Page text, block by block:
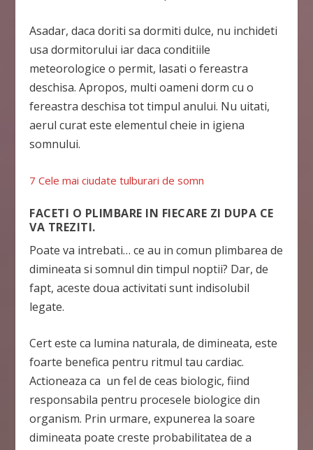
Asadar, daca doriti sa dormiti dulce, nu inchideti
usa dormitorului iar daca conditiile
meteorologice o permit, lasati o fereastra
deschisa. Apropos, multi oameni dorm cu o
fereastra deschisa tot timpul anului. Nu uitati,
aerul curat este elementul cheie in igiena
somnului.
7 Cele mai ciudate tulburari de somn
FACETI O PLIMBARE IN FIECARE ZI DUPA CE
VA TREZITI.
Poate va intrebati… ce au in comun plimbarea de
dimineata si somnul din timpul noptii? Dar, de
fapt, aceste doua activitati sunt indisolubil
legate.
Cert este ca lumina naturala, de dimineata, este
foarte benefica pentru ritmul tau cardiac.
Actioneaza ca un fel de ceas biologic, fiind
responsabila pentru procesele biologice din
organism. Prin urmare, expunerea la soare
dimineata poate creste probabilitatea de a